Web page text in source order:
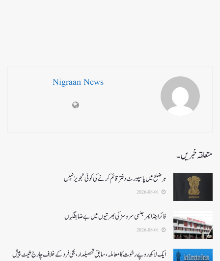
Nigraan News
متعلقہ خبریں۔
ہر ضلع میں پاسپورٹ دفتر قائم کرنے کی کوئی تجویز نہیں
فائر اینڈ ایمرجنسی سروسزکی بھرتیوں میں بے ضابطگیاں
ایک لاکھ روپے رشوت کا معاملہ،سابق تحصیلدار، نجی فرد کے خلاف چارج شیٹ پیش